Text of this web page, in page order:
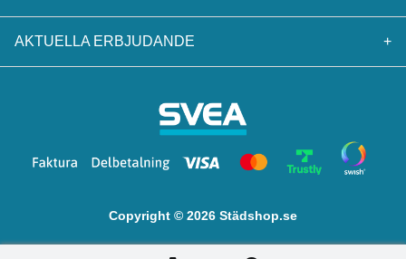
AKTUELLA ERBJUDANDE +
Copyright © 2026 Städshop.se